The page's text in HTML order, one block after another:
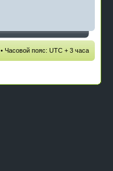
• Часовой пояс: UTC + 3 часа